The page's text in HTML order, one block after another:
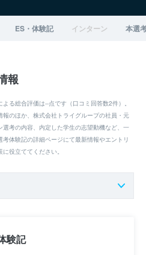
ES・体験記 インターン 本選
報
る総合評価は--点です（口コミ回答数2件）。
のほか、株式会社トライグループの社員・元
考の内容、内定した学生の志望動機など、一
体験記の詳細ページにて最新情報やエントリ
役立ててください。
験記